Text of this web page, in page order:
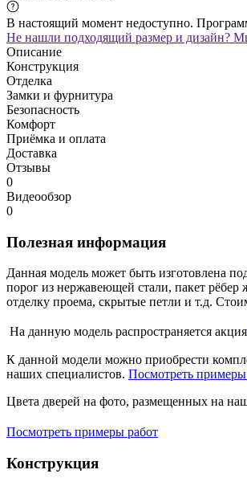
В настоящий момент недоступно.
Не нашли подходящий размер и дизайн?
Описание
Конструкция
Отделка
Замки и фурнитура
Безопасность
Комфорт
Приёмка и оплата
Доставка
Отзывы
0
Видеообзор
0
Полезная информация
Данная модель может быть изготовлена
порог из нержавеющей стали, пакет
отделку проема, скрытые петли и т.д.
На данную модель распространяется
К данной модели можно приобрести
наших специалистов. Посмотреть примеры
Цвета дверей на фото, размещенных на
Посмотреть примеры работ
Конструкция